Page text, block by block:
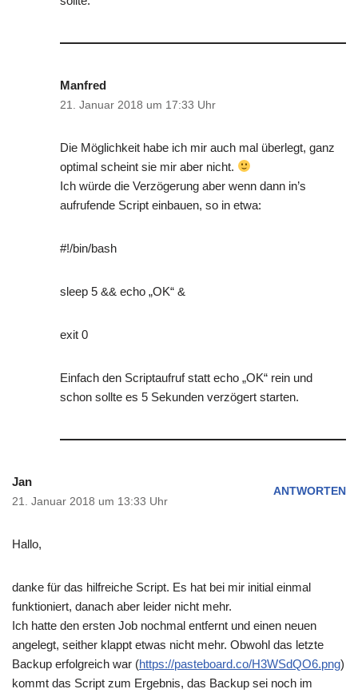
Manfred
21. Januar 2018 um 17:33 Uhr
Die Möglichkeit habe ich mir auch mal überlegt, ganz
optimal scheint sie mir aber nicht.
Ich würde die Verzögerung aber wenn dann in’s
aufrufende Script einbauen, so in etwa:
#!/bin/bash
sleep 5 && echo „OK“ &
exit 0
Einfach den Scriptaufruf statt echo „OK“ rein und
schon sollte es 5 Sekunden verzögert starten.
Jan
21. Januar 2018 um 13:33 Uhr
ANTWORTEN
Hallo,
danke für das hilfreiche Script. Es hat bei mir initial einmal
funktioniert, danach aber leider nicht mehr.
Ich hatte den ersten Job nochmal entfernt und einen neuen
angelegt, seither klappt etwas nicht mehr. Obwohl das letzte
Backup erfolgreich war (https://pasteboard.co/H3WSdQO6.png)
kommt das Script zum Ergebnis, das Backup sei noch im